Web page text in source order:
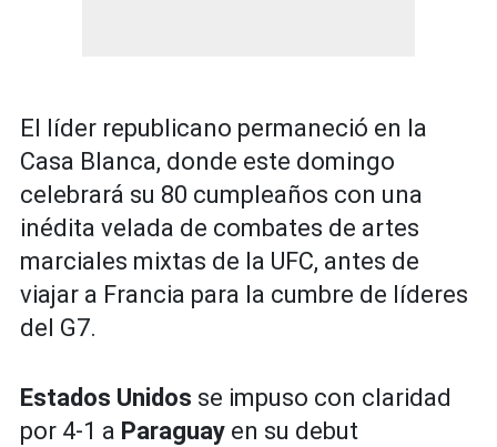
El líder republicano permaneció en la
Casa Blanca, donde este domingo
celebrará su 80 cumpleaños con una
inédita velada de combates de artes
marciales mixtas de la UFC, antes de
viajar a Francia para la cumbre de líderes
del G7.
Estados Unidos se impuso con claridad
por 4-1 a Paraguay en su debut